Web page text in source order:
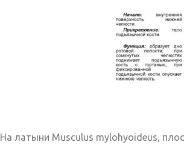
На латыни Musculus mylohyoideus,